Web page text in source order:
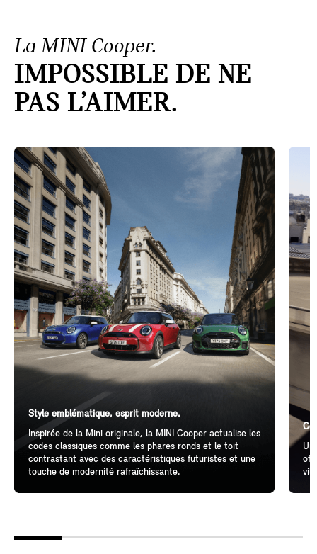
La MINI Cooper.
IMPOSSIBLE DE NE
PAS L’AIMER.
Style emblématique, esprit moderne.
Inspirée de la Mini originale, la MINI Cooper actualise les
codes classiques comme les phares ronds et le toit
contrastant avec des caractéristiques futuristes et une
touche de modernité rafraîchissante.